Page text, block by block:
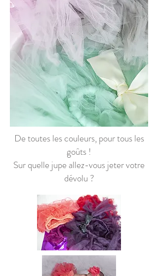
De toutes les couleurs, pour tous les
goûts !
Sur quelle jupe allez-vous jeter votre
dévolu ?